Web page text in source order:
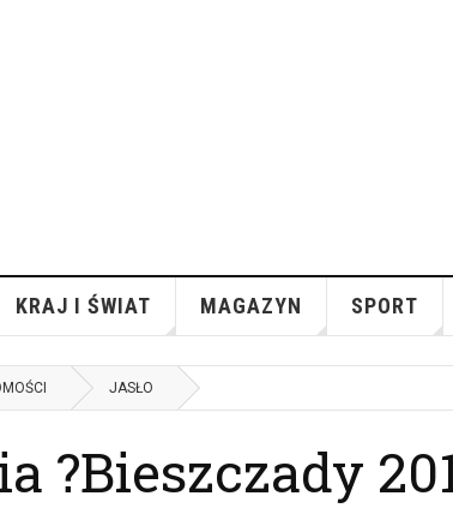
KRAJ I ŚWIAT MAGAZYN SPORT
JASŁO
?Bieszczady